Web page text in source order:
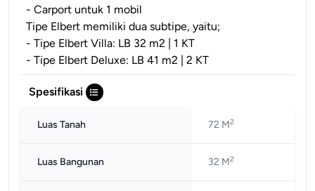
- Carport untuk 1 mobil
Tipe Elbert memiliki dua subtipe, yaitu;
- Tipe Elbert Villa: LB 32 m2 | 1 KT
- Tipe Elbert Deluxe: LB 41 m2 | 2 KT
Spesifikasi
Luas Tanah 72 M2
Luas Bangunan 32 M2